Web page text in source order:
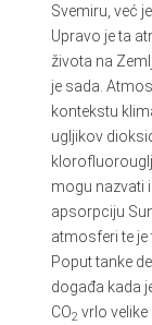
Svemiru, već
Upravo je ta
života na
je sada.
kontekstu
ugljikov
mogu nazvati
apsorpciju
atmosferi te je
Poput tanke
događa kada
CO2 vrlo